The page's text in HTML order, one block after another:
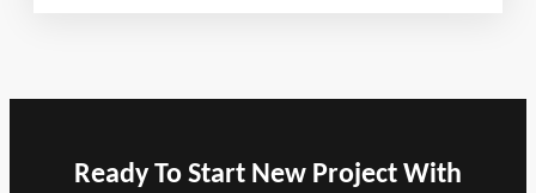
Ready To Start New Project With